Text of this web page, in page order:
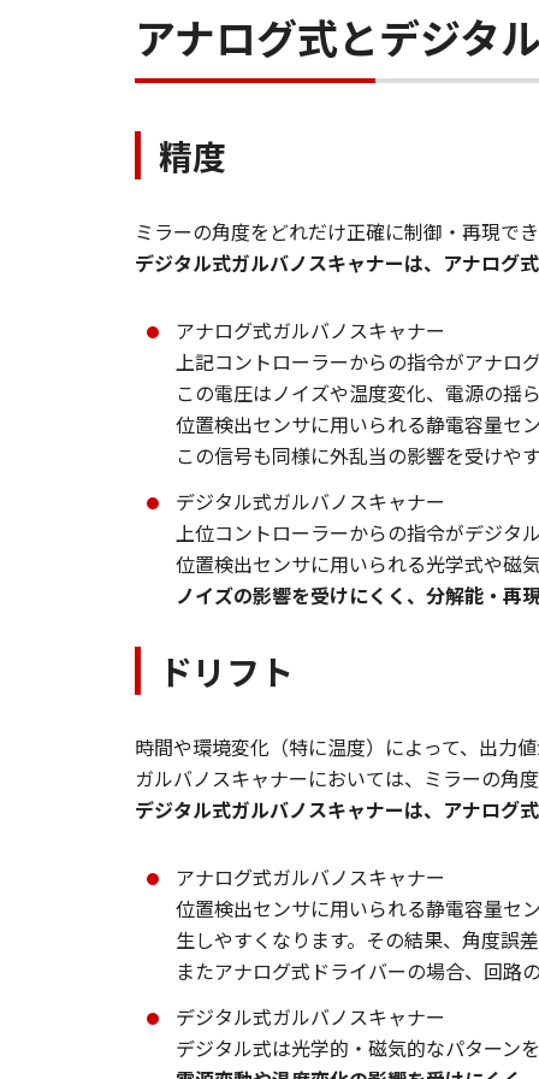
アナログ式とデジタ
精度
ミラーの角度をどれだけ正確に制御・再現で
デジタル式ガルバノスキャナーは、アナログ
アナログ式ガルバノスキャナー
上記コントローラーからの指令がアナロ
この電圧はノイズや温度変化、電源の揺
位置検出センサに用いられる静電容量セ
この信号も同様に外乱当の影響を受けや
デジタル式ガルバノスキャナー
上位コントローラーからの指令がデジタ
位置検出センサに用いられる光学式や磁
ノイズの影響を受けにくく、分解能・再
ドリフト
時間や環境変化（特に温度）によって、出力
ガルバノスキャナーにおいては、ミラーの角
デジタル式ガルバノスキャナーは、アナログ
アナログ式ガルバノスキャナー
位置検出センサに用いられる静電容量セ
生しやすくなります。その結果、角度誤
またアナログ式ドライバーの場合、回路
デジタル式ガルバノスキャナー
デジタル式は光学的・磁気的なパターン